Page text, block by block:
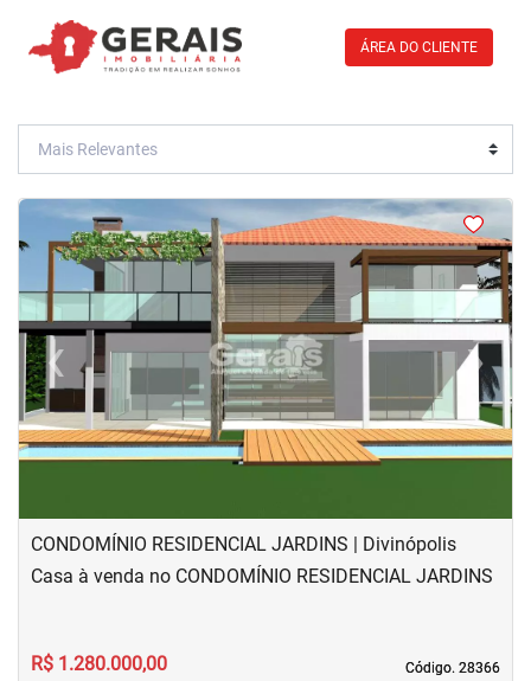
ÁREA DO CLIENTE
<
‹Previous ›Next
CONDOMÍNIO RESIDENCIAL JARDINS | Divinópolis
Código. 28366
Código. 28366
Casa à venda no CONDOMÍNIO RESIDENCIAL JARDINS
R$ 1.280.000,00